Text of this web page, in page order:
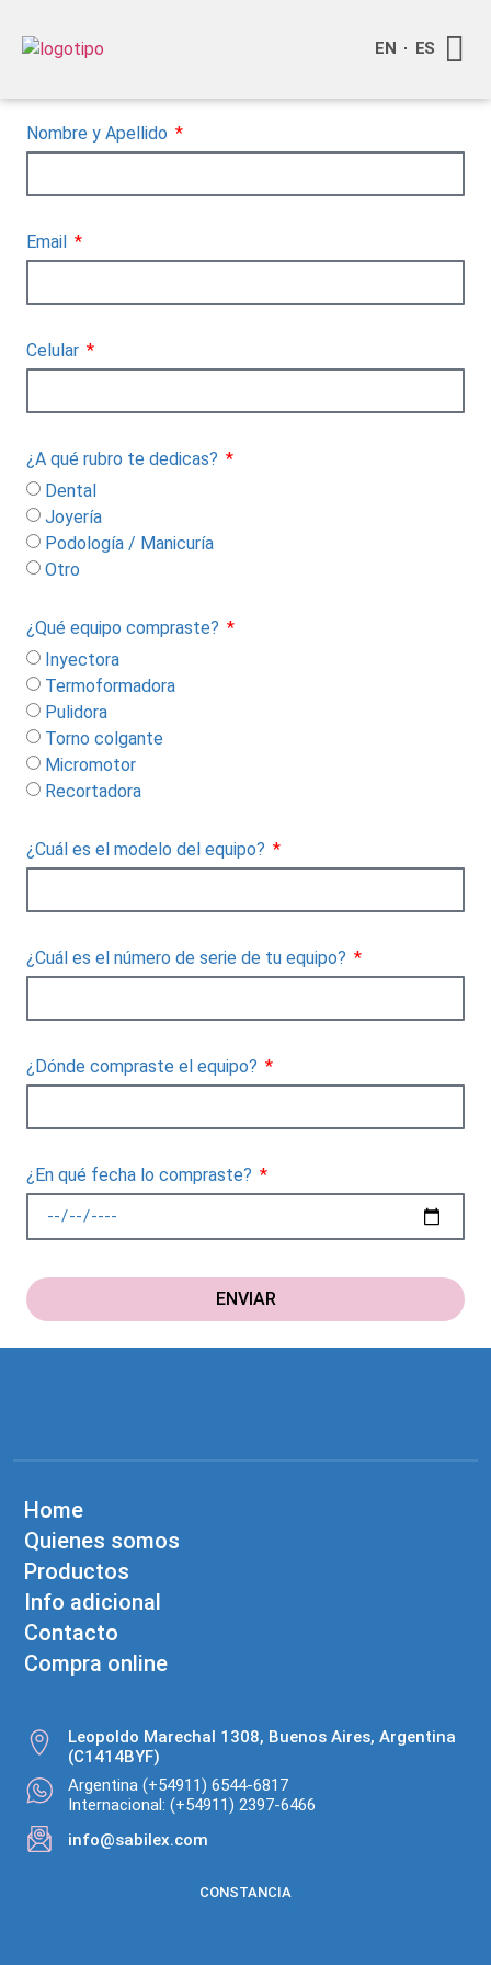
EN ES
Nombre y Apellido
Email
Celular
¿A qué rubro te dedicas?
Dental
Joyería
Podología / Manicuría
Otro
¿Qué equipo compraste?
Inyectora
Termoformadora
Pulidora
Torno colgante
Micromotor
Recortadora
¿Cuál es el modelo del equipo?
¿Cuál es el número de serie de tu equipo?
¿Dónde compraste el equipo?
¿En qué fecha lo compraste?
ENVIAR
Home
Quienes somos
Productos
Info adicional
Contacto
Compra online
Leopoldo Marechal 1308, Buenos Aires, Argentina
(C1414BYF)
Argentina (+54911) 6544-6817
Internacional: (+54911) 2397-6466
info@sabilex.com
CONSTANCIA